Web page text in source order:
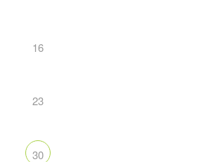
16
23
30